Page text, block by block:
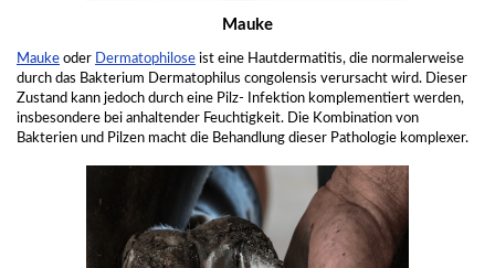
Mauke
Mauke oder Dermatophilose ist eine Hautdermatitis, die normalerweise
durch das Bakterium Dermatophilus congolensis verursacht wird. Dieser
Zustand kann jedoch durch eine Pilz- Infektion komplementiert werden,
insbesondere bei anhaltender Feuchtigkeit. Die Kombination von
Bakterien und Pilzen macht die Behandlung dieser Pathologie komplexer.